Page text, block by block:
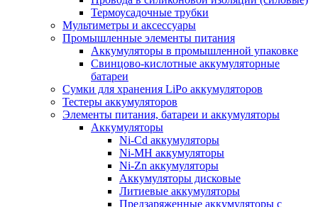
Термоусадочные трубки
Мультиметры и аксессуары
Промышленные элементы питания
Аккумуляторы в промышленной упаковке
Свинцово-кислотные аккумуляторные
батареи
Сумки для хранения LiPo аккумуляторов
Тестеры аккумуляторов
Элементы питания, батареи и аккумуляторы
Аккумуляторы
Ni-Cd аккумуляторы
Ni-MH аккумуляторы
Ni-Zn аккумуляторы
Аккумуляторы дисковые
Литиевые аккумуляторы
Предзаряженные аккумуляторы с